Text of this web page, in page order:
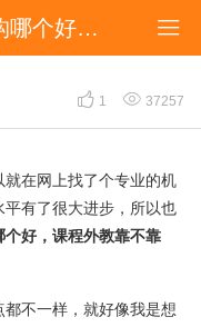

​网上外教英语培训机构哪个好，课程外教靠不靠谱？
课程外教靠不靠
 1  37257
在网上找了个专业的机
有了很大进步，所以也
个好，课程外教靠不靠
不一样，就好像我是想